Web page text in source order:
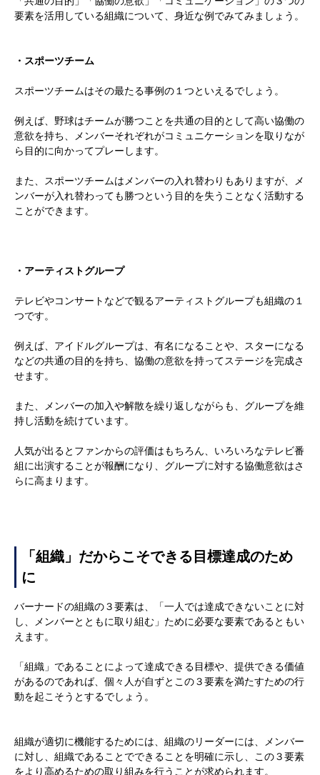
要素を活用している組織について、身近な例でみてみましょう。
・スポーツチーム
スポーツチームはその最たる事例の１つといえるでしょう。
例えば、野球はチームが勝つことを共通の目的として高い協働の
意欲を持ち、メンバーそれぞれがコミュニケーションを取りなが
ら目的に向かってプレーします。
また、スポーツチームはメンバーの入れ替わりもありますが、メ
ンバーが入れ替わっても勝つという目的を失うことなく活動する
ことができます。
・アーティストグループ
テレビやコンサートなどで観るアーティストグループも組織の１
つです。
例えば、アイドルグループは、有名になることや、スターになる
などの共通の目的を持ち、協働の意欲を持ってステージを完成さ
せます。
また、メンバーの加入や解散を繰り返しながらも、グループを維
持し活動を続けています。
人気が出るとファンからの評価はもちろん、いろいろなテレビ番
組に出演することが報酬になり、グループに対する協働意欲はさ
らに高まります。
「組織」だからこそできる目標達成のため
に
バーナードの組織の３要素は、「一人では達成できないことに対
し、メンバーとともに取り組む」ために必要な要素であるともい
えます。
「組織」であることによって達成できる目標や、提供できる価値
があるのであれば、個々人が自ずとこの３要素を満たすための行
動を起こそうとするでしょう。
組織が適切に機能するためには、組織のリーダーには、メンバー
に対し、組織であることでできることを明確に示し、この３要素
をより高めるための取り組みを行うことが求められます。